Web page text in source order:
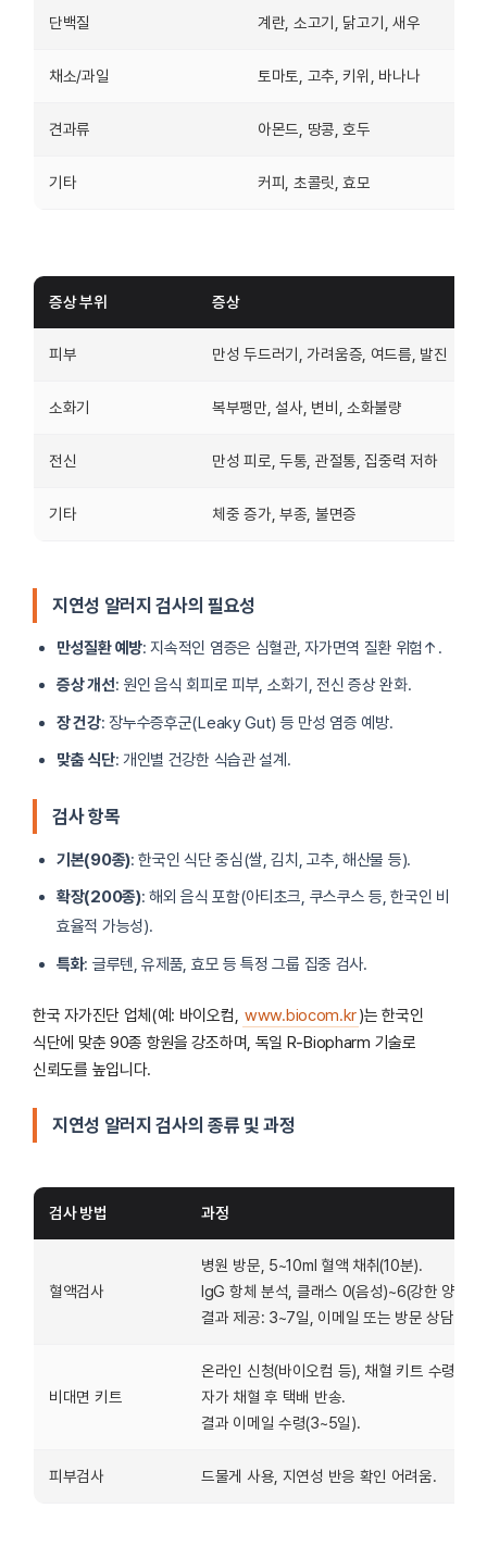
단백질 계란, 소고기, 닭고기, 새우
채소/과일 토마토, 고추, 키위, 바나나
견과류 아몬드, 땅콩, 호두
기타 커피, 초콜릿, 효모
증상 부위 증상
피부 만성 두드러기, 가려움증, 여드름, 발진
소화기 복부팽만, 설사, 변비, 소화불량
전신 만성 피로, 두통, 관절통, 집중력 저하
기타 체중 증가, 부종, 불면증
지연성 알러지 검사의 필요성
만성질환 예방: 지속적인 염증은 심혈관, 자가면역 질환 위험↑.
증상 개선: 원인 음식 회피로 피부, 소화기, 전신 증상 완화.
장 건강: 장누수증후군(Leaky Gut) 등 만성 염증 예방.
맞춤 식단: 개인별 건강한 식습관 설계.
검사 항목
기본(90종): 한국인 식단 중심(쌀, 김치, 고추, 해산물 등).
확장(200종): 해외 음식 포함(아티초크, 쿠스쿠스 등, 한국인 비
효율적 가능성).
특화: 글루텐, 유제품, 효모 등 특정 그룹 집중 검사.
한국 자가진단 업체(예: 바이오컴, www.biocom.kr)는 한국인
식단에 맞춘 90종 항원을 강조하며, 독일 R-Biopharm 기술로
신뢰도를 높입니다.
지연성 알러지 검사의 종류 및 과정
검사 방법 과정
혈액검사
병원 방문, 5~10ml 혈액 채취(10분).
IgG 항체 분석, 클래스 0(음성)~6(강한 양성)
결과 제공: 3~7일, 이메일 또는 방문 상담.
비대면 키트
온라인 신청(바이오컴 등), 채혈 키트 수령.
자가 채혈 후 택배 반송.
결과 이메일 수령(3~5일).
피부검사 드물게 사용, 지연성 반응 확인 어려움.